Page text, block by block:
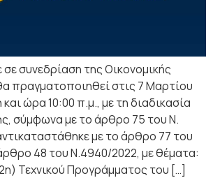
συνεδρίαση της Οικονομικής
πραγματοποιηθεί στις 7 Μαρτίου
ώρα 10:00 π.μ., με τη διαδικασία
σύμφωνα με τo άρθρο 75 του Ν.
με το άρθρο 77 του
48 του Ν.4940/2022, με θέματα:
Τεχνικού Προγράμματος του […]